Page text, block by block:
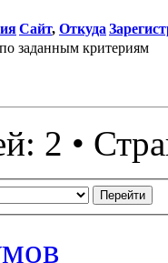
Сайт, Откуда
заданным критериям
2 •